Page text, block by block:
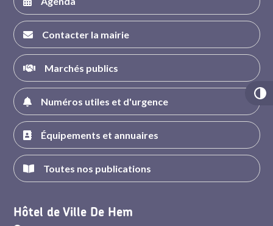
Contacter la mairie
Marchés publics
Numéros utiles et d'urgence
Équipements et annuaires
Toutes nos publications
Hôtel de Ville De Hem